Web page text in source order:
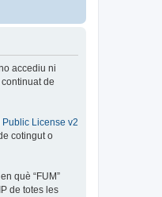
accediu ni
de
License v2
cotingut o
què “FUM”
de totes les